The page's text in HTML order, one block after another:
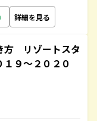
詳細を見る
方 リゾートスタ
９～２０２０